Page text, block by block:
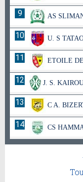
9 AS
10 U. S
11 ETOILE
12 J. S.
13 C A.
14 CS